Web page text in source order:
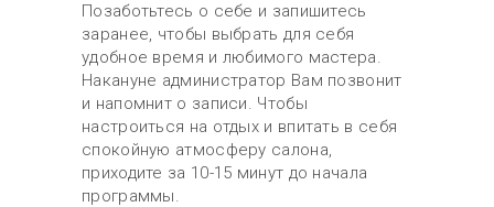
Позаботьтесь о себе и запишитесь
заранее, чтобы выбрать для себя
удобное время и любимого мастера.
Накануне администратор Вам позвонит
и напомнит о записи. Чтобы
настроиться на отдых и впитать в себя
спокойную атмосферу салона,
приходите за 10-15 минут до начала
программы.